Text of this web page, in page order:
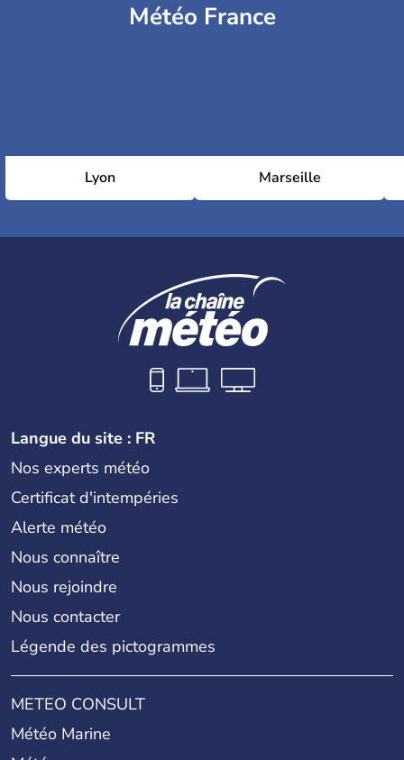
Météo France
Lyon Marseille
Langue du site : FR
Nos experts météo
Certificat d'intempéries
Alerte météo
Nous connaître
Nous rejoindre
Nous contacter
Légende des pictogrammes
METEO CONSULT
Météo Marine